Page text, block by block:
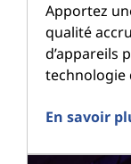
Apportez
qualité
d’appareils
technologie
En savoir